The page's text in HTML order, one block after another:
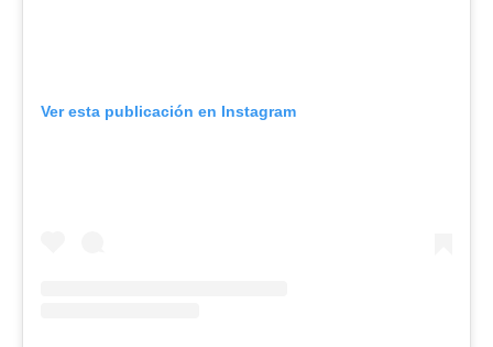
Ver esta publicación en Instagram